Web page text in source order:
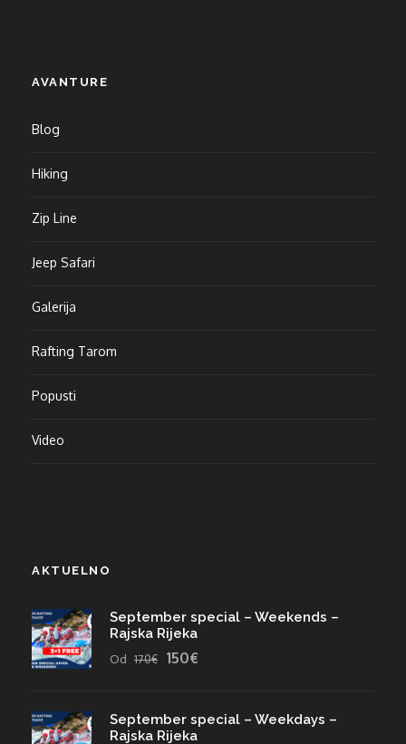
AVANTURE
Blog
Hiking
Zip Line
Jeep Safari
Galerija
Rafting Tarom
Popusti
Video
AKTUELNO
September special – Weekends –
Rajska Rijeka
Od 170€ 150€
September special – Weekdays –
Rajska Rijeka